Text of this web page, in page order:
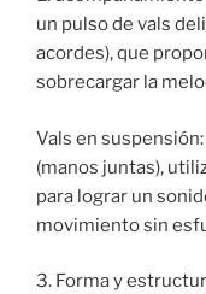
un pulso de vals
acordes), que
sobrecargar la
Vals en
(manos juntas),
para lograr un
movimiento sin
3. Forma y